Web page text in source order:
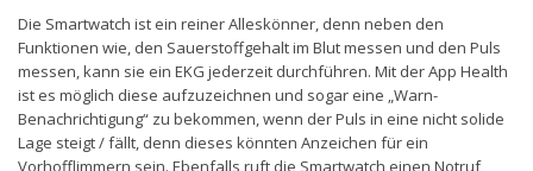
Die Smartwatch ist ein reiner Alleskönner, denn neben den
Funktionen wie, den Sauerstoffgehalt im Blut messen und den Puls
messen, kann sie ein EKG jederzeit durchführen. Mit der App Health
ist es möglich diese aufzuzeichnen und sogar eine „Warn-
Benachrichtigung“ zu bekommen, wenn der Puls in eine nicht solide
Lage steigt / fällt, denn dieses könnten Anzeichen für ein
Vorhofflimmern sein. Ebenfalls ruft die Smartwatch einen Notruf,